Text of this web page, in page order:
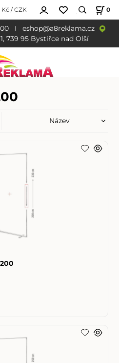
Kč / CZK 0
I
eshop@a8reklama.cz
739 95 Bystiřce nad Olší